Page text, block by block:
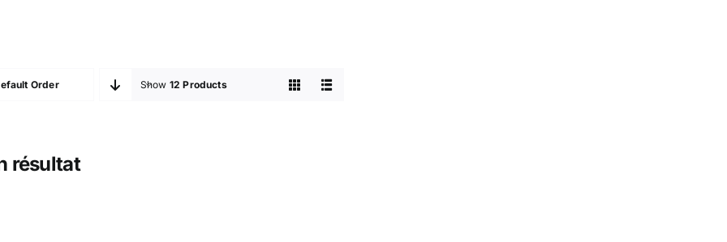
Order Show 12 Products
résultat